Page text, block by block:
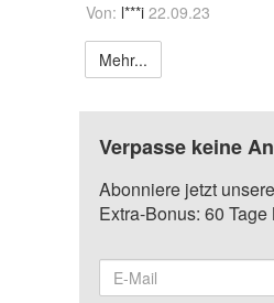
Von: l***i 22.09.23
Mehr...
Verpasse keine
Abonniere jetzt
Extra-Bonus: 60